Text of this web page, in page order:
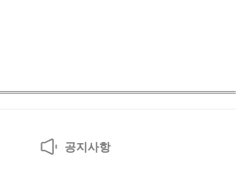
공지사항